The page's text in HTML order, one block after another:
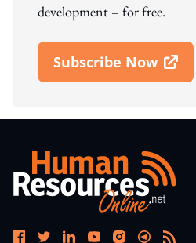
development – for free.
Subscribe Now
Open In New Window